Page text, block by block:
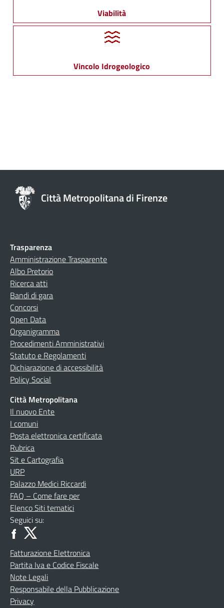
Viabilità
Vincolo Idrogeologico
Città Metropolitana di Firenze
Trasparenza
Amministrazione Trasparente
Albo Pretorio
Ricerca atti
Bandi di gara
Concorsi
Open Data
Organigramma
Procedimenti Amministrativi
Statuto e Regolamenti
Dichiarazione di accessibilità
Policy Social
Città Metropolitana
Il nuovo Ente
I comuni
Posta elettronica certificata
Rubrica
Sit e Cartografia
URP
Palazzo Medici Riccardi
FAQ – Come fare per
Elenco Siti tematici
Seguici su:
Fatturazione Elettronica
Partita Iva e Codice Fiscale
Note Legali
Responsabile della Pubblicazione
Privacy